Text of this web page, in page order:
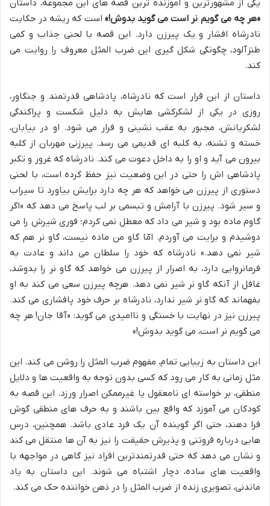
یکی از مشهورترین و آموزنده ترین قصه های این مجموعه، داستان
«هر چه می گویم نر است می گوید بدوش!» است که ریشه در حکایت
نادرشاه افشار و یک پیرزن دارد. این قصه با لحنی جذاب و کمی
طنزآلود، چگونگی شکل گیری این ضرب المثل معروف را روایت می
کند.
داستان از این قرار است که نادرشاه، پادشاهی قدرتمند و جنگاور،
روزی در یکی از لشکرکشی هایش به دلیل شکست و پراکندگی
لشکریانش، مجبور به عقب نشینی و فرار می شود. او در بیابان،
خسته و تشنه، به کلبه ای قدیمی می رسد. پیرزنی مهربان از کلبه
بیرون می آید و او را به داخل دعوت می کند. نادرشاه که غرور و تکبر
پادشاهی اش را حتی در این وضعیت نیز حفظ کرده است، با لحنی
دستوری از پیرزن می خواهد که هر چه دارد برایش بیاورد تا سیراب
و سیر شود. پیرزن با آرامش و تبسمی بر لب پاسخ می دهد که «اگر
گاوم ماده بود و شیر می داد که معطل نمی کردم؛ فوری شیرش را می
دوشیدم و برایت می آوردم. امّا گاو من ماده نیست، گاو نر هم که
شیر نمی دهد.» نادرشاه که خود را سلطان می داند و عادت به
فرمانروایی دارد، به اصرار از پیرزن می خواهد که گاو نر را بدوشد،
غافل از آنکه گاو نر شیر نمی دهد. هرچه پیرزن سعی می کند به او
بفهماند که گاو نر شیر ندارد، نادرشاه بر حرف خود پافشاری می کند.
پیرزن نیز در نهایت با خستگی و ناامیدی می گوید: «آقا جان! هر چه
می گویم نر است، می گوید بدوش!»
این داستان به زیبایی تمام، مفهوم ضرب المثل را روشن می کند. این
مثل زمانی به کار می رود که کسی بدون توجه به واقعیت ها و دلایل
منطقی، بر خواسته ای نامعقول یا غیرممکن اصرار ورزد. این قصه به
کودکان می آموزد که واقع بین باشند و به حرف های منطقی گوش
فرا دهند، حتی اگر گوینده آن یک فرد عادی باشد. همچنین، درس
هایی درباره فروتنی و پذیرش حقیقت را نیز به آن ها منتقل می کند
و نشان می دهد که حتی قدرتمندترین افراد نیز گاهی در مواجهه با
واقعیت های ساده، دچار اشتباه می شوند. این داستان به یاد
ماندنی، تصویری زنده از ضرب المثل را در ذهن خواننده حک می کند.